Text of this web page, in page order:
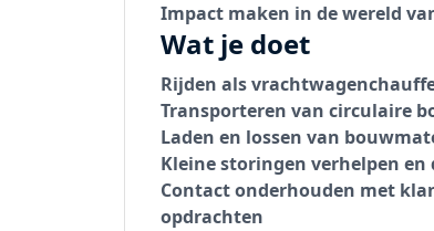
Impact maken in de wereld
Wat je doet
Rijden als
Transporteren van circulaire
Laden en lossen van
Kleine storingen verhelpen
Contact onderhouden met
opdrachten